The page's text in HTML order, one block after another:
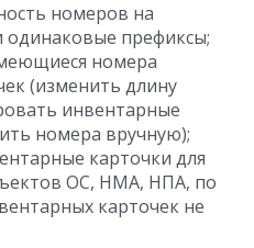
номеров на
префиксы;
номера
(изменить длину
инвентарные
номера вручную);
карточки для
ОС, НМА, НПА, по
карточек не